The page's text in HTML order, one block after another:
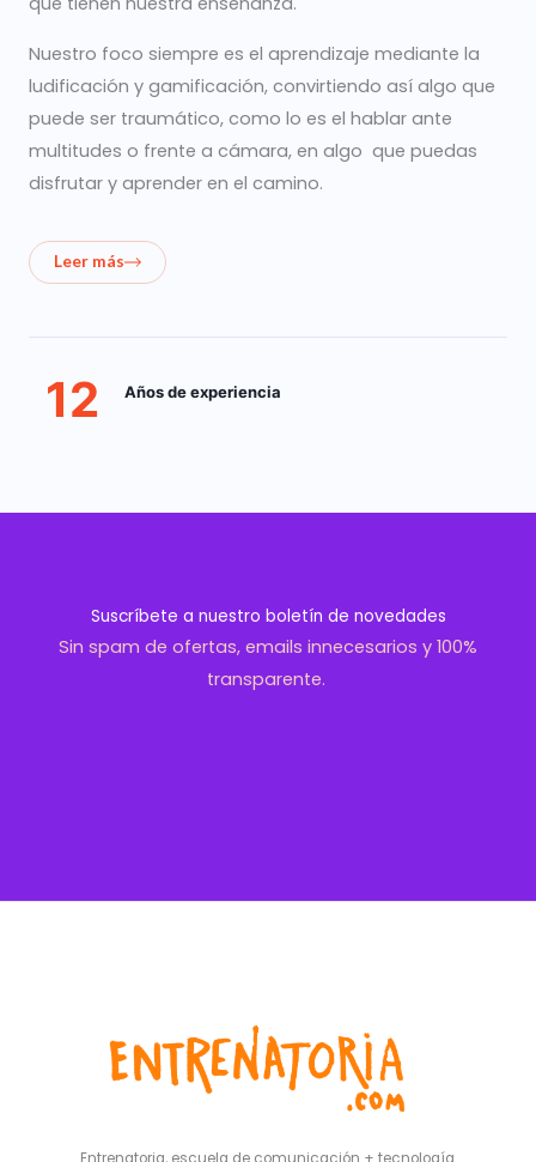
Nuestro foco siempre es el aprendizaje mediante la
ludificación y gamificación, convirtiendo así algo que
puede ser traumático, como lo es el hablar ante
multitudes o frente a cámara, en algo que puedas
disfrutar y aprender en el camino.
Leer más
12 Años de experiencia
Suscríbete a nuestro boletín de novedades
Sin spam de ofertas, emails innecesarios y 100%
transparente.